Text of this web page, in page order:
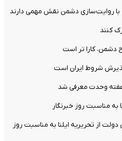
با روایت‌سازی دشمن نقش مهمی دارند
کنند
دشمن، کارا تر است
شروط ایران است
وحدت معرفی شد
به مناسبت روز خبرنگار
از تحریریه ایلنا به مناسبت روز